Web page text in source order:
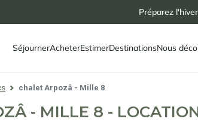
Préparez
SéjournerAcheterEstimerDestinationsNous
chalet Arpozâ - Mille 8
- MILLE 8 -